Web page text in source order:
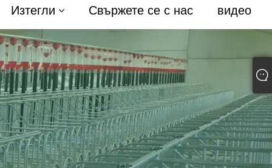
Изтегли Свържете се с нас видео